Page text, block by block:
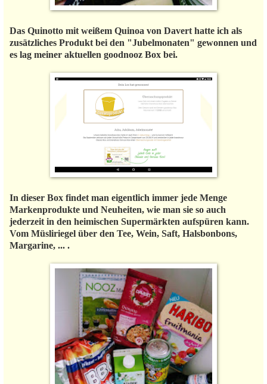
Das Quinotto mit weißem Quinoa von Davert hatte ich als
zusätzliches Produkt bei den "Jubelmonaten" gewonnen und
es lag meiner aktuellen goodnooz Box bei.
In dieser Box findet man eigentlich immer jede Menge
Markenprodukte und Neuheiten, wie man sie so auch
jederzeit in den heimischen Supermärkten aufspüren kann.
Vom Müsliriegel über den Tee, Wein, Saft, Halsbonbons,
Margarine, ... .